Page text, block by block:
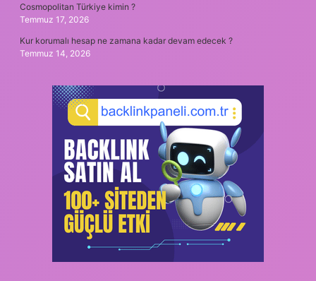
Cosmopolitan Türkiye kimin ?
Temmuz 17, 2026
Kur korumalı hesap ne zamana kadar devam edecek ?
Temmuz 14, 2026